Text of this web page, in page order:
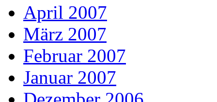
April 2007
März 2007
Februar 2007
Januar 2007